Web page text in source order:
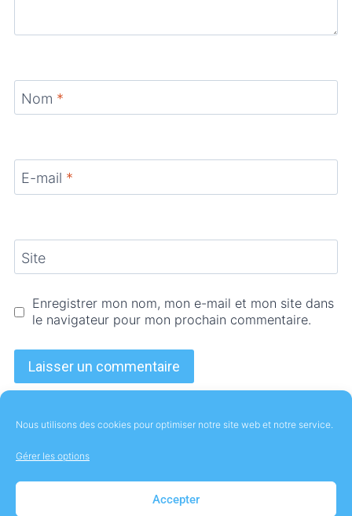
Nous utilisons des cookies pour optimiser notre site web et notre service.
Gérer les options
Accepter
Nom *
E-mail *
Site
Enregistrer mon nom, mon e-mail et mon site dans
le navigateur pour mon prochain commentaire.
À Propos Contact
Mentions Légales
Politique de cookies (UE)